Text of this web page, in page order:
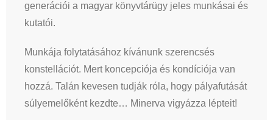
generációi a magyar könyvtárügy jeles munkásai és
kutatói.
Munkája folytatásához kívánunk szerencsés
konstellációt. Mert koncepciója és kondíciója van
hozzá. Talán kevesen tudják róla, hogy pályafutását
súlyemelőként kezdte… Minerva vigyázza lépteit!